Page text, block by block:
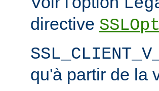
directive
qu'à partir de la